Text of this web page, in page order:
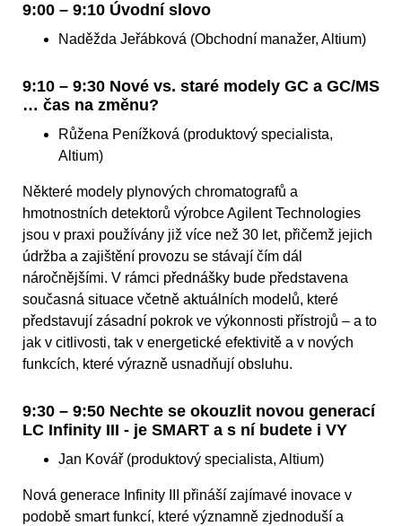
9:00 – 9:10 Úvodní slovo
Naděžda Jeřábková (Obchodní manažer, Altium)
9:10 – 9:30 Nové vs. staré modely GC a GC/MS
… čas na změnu?
Růžena Penížková (produktový specialista,
Altium)
Některé modely plynových chromatografů a
hmotnostních detektorů výrobce Agilent Technologies
jsou v praxi používány již více než 30 let, přičemž jejich
údržba a zajištění provozu se stávají čím dál
náročnějšími. V rámci přednášky bude představena
současná situace včetně aktuálních modelů, které
představují zásadní pokrok ve výkonnosti přístrojů – a to
jak v citlivosti, tak v energetické efektivitě a v nových
funkcích, které výrazně usnadňují obsluhu.
9:30 – 9:50 Nechte se okouzlit novou generací
LC Infinity III - je SMART a s ní budete i VY
Jan Kovář (produktový specialista, Altium)
Nová generace Infinity III přináší zajímavé inovace v
podobě smart funkcí, které významně zjednoduší a